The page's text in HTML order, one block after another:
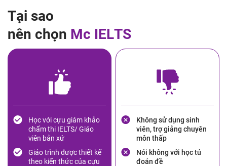
Tại sao
nên chọn Mc IELTS
Học với cựu giám khảo
chấm thi IELTS/ Giáo
viên bản xứ
Giáo trình được thiết kế
theo kiến thức của cựu
Không sử dụng sinh
viên, trợ giảng chuyên
môn thấp
Nói không với học tủ
đoán đề